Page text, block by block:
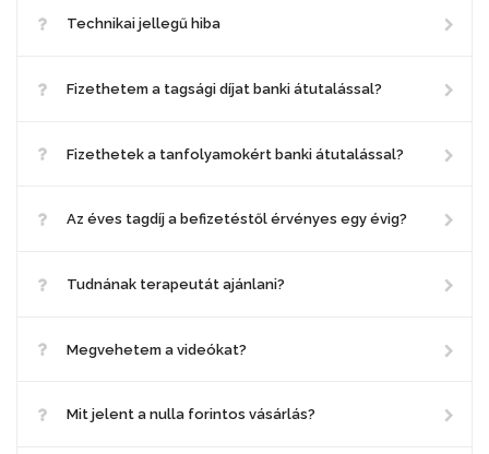
Technikai jellegű hiba
Fizethetem a tagsági díjat banki átutalással?
Fizethetek a tanfolyamokért banki átutalással?
Az éves tagdíj a befizetéstől érvényes egy évig?
Tudnának terapeutát ajánlani?
Megvehetem a videókat?
Mit jelent a nulla forintos vásárlás?